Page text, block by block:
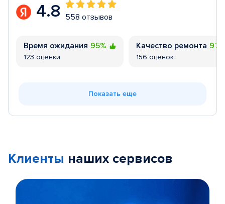
4.8 558 отзывов
Время ожидания 95%
123 оценки
Качество ремонта
156 оценок
Показать еще
Клиенты наших сервисов